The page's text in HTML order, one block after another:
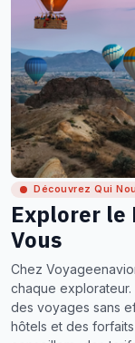
Découvrez Qui
Explorer le
Vous
Chez
chaque
des voyages sans
hôtels et des